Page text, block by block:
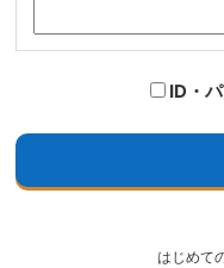
ID・
はじめて